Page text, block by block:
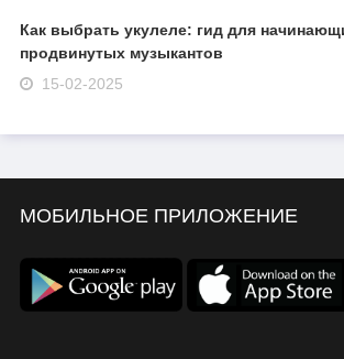
Как выбрать укулеле: гид для
продвинутых музыкантов
15-02-2025
МОБИЛЬНОЕ ПРИЛОЖЕНИЕ